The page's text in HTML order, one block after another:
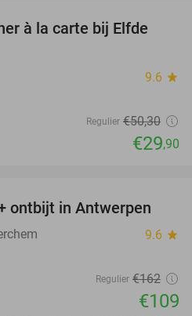
41%
à la carte bij Elfde
9.6 star
Regulier €50,30
€29,90
33%
ontbijt in Antwerpen
9.6 star
Regulier €162
€109